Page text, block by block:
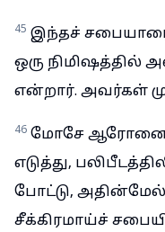
45 இந்தச்
ஒரு நிமிஷத்தில்
என்றார். அவர்கள்
46 மோசே ஆரோனை
எடுத்து,
போட்டு, அதின்மேல்
சீக்கிரமாய்ச்